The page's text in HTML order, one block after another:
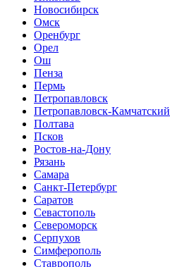
Новосибирск
Омск
Оренбург
Орел
Ош
Пенза
Пермь
Петропавловск
Петропавловск-Камчатский
Полтава
Псков
Ростов-на-Дону
Рязань
Самара
Санкт-Петербург
Саратов
Севастополь
Североморск
Серпухов
Симферополь
Ставрополь